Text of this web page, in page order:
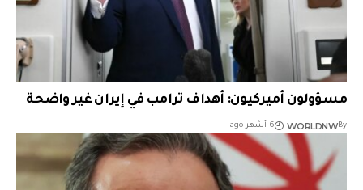
مسؤولون أميركيون: أهداف ترامب في إيران غير واضحة
By
WORLDNW 6 أشهر ago